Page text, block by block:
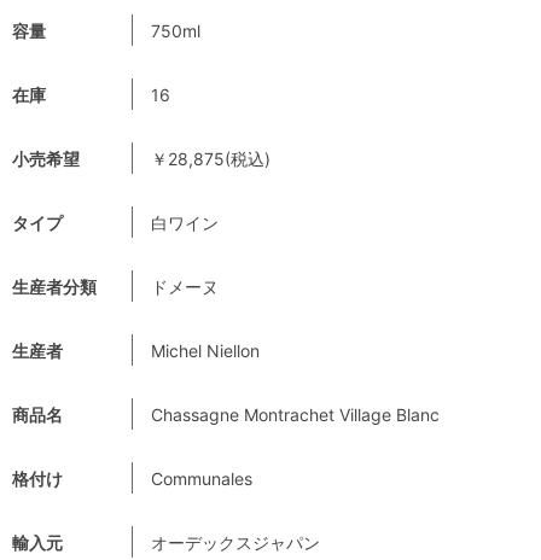
容量 750ml
在庫 16
小売希望 ￥28,875(税込)
タイプ 白ワイン
生産者分類 ドメーヌ
生産者 Michel Niellon
商品名 Chassagne Montrachet Village Blanc
格付け Communales
輸入元 オーデックスジャパン